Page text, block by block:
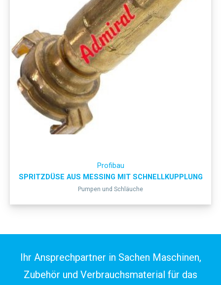
Profibau
SPRITZDÜSE AUS MESSING MIT SCHNELLKUPPLUNG
Pumpen und Schläuche
Ihr Ansprechpartner in Sachen Maschinen,
Zubehör und Verbrauchsmaterial für das